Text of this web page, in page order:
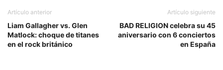
Artículo anterior
Liam Gallagher vs. Glen
Matlock: choque de titanes
en el rock británico
Artículo siguiente
BAD RELIGION celebra su 45
aniversario con 6 conciertos
en España